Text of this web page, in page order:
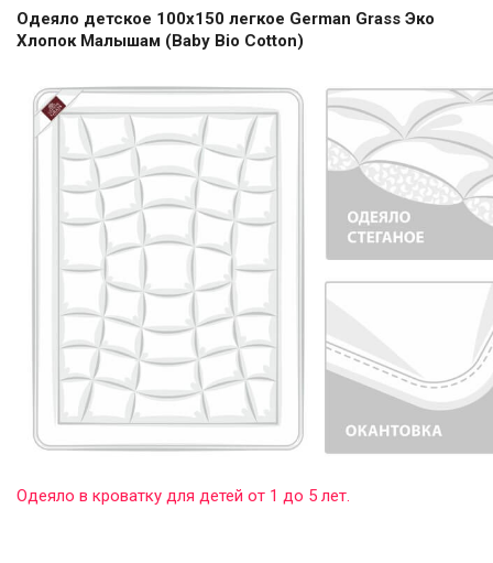
Одеяло детское 100х150 легкое German Grass Эко
Хлопок Малышам (Baby Bio Cotton)
Одеяло в кроватку для детей от 1 до 5 лет.